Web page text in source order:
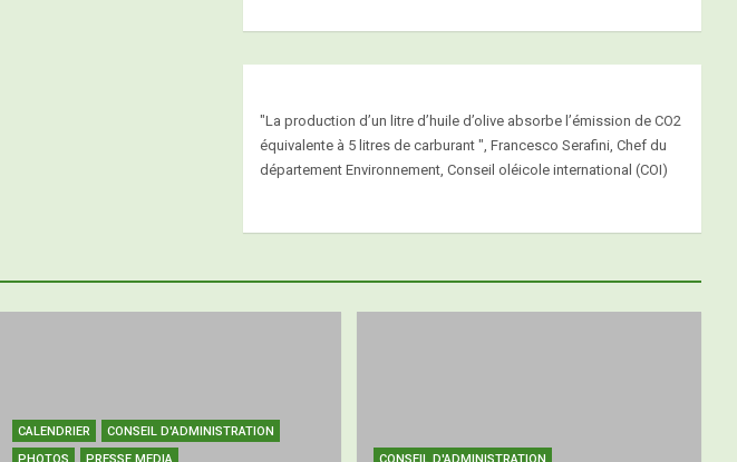
"La production d’un litre d’huile d’olive absorbe l’émission de CO2
équivalente à 5 litres de carburant ", Francesco Serafini, Chef du
département Environnement, Conseil oléicole international (COI)
CALENDRIER
CONSEIL D'ADMINISTRATION
PHOTOS
PRESSE MEDIA CONSEIL D'ADMINISTRATION